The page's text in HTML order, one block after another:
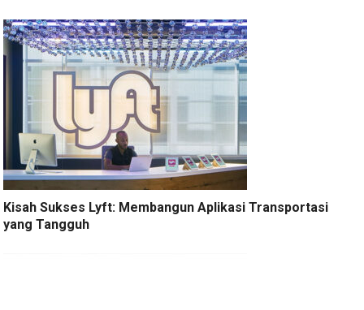
Kisah Sukses Lyft: Membangun Aplikasi Transportasi
yang Tangguh